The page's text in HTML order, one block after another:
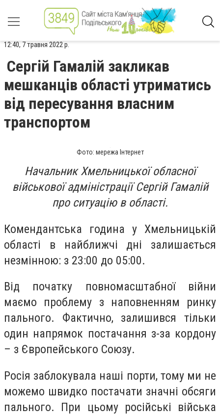
12:40, 7 травня 2022 р.
Сергій Гамалій закликав
мешканців області утриматись
від пересування власним
транспортом
Фото: мережа Інтернет
Начальник Хмельницької обласної
військової адміністрації Сергій Гамалій
про ситуацію в області.
Комендантська година у Хмельницькій
області в найближчі дні залишається
незмінною: з 23:00 до 05:00.
Від початку повномасштабної війни
маємо проблему з наповненням ринку
пального. Фактично, залишився тільки
один напрямок постачання з-за кордону
– з Європейського Союзу.
Росія заблокувала наші порти, тому ми не
можемо швидко постачати значні обсяги
пального. При цьому російські війська